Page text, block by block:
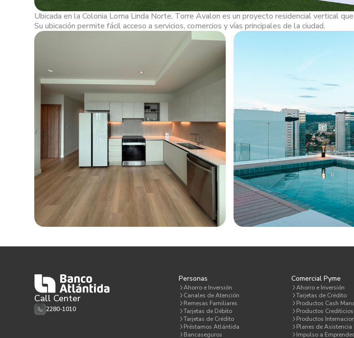
Ubicada en la Colonia Loma Linda Norte, Torre Avalon es un proyecto residencial vertical
Su ubicación permite fácil acceso a servicios, comercios y vías principales de la ciudad.
Call Center
2280-1010
Personas
Ahorro e Inversión
Canales de Atención
Remesas Familiares
Tarjetas de Débito
Tarjetas de Crédito
Préstamos Atlántida
Bancaseguros
Comercial Pyme
Ahorro e Inversión
Tarjetas de Crédito
Productos Cash
Productos Crediticios
Productos
Planes de Asistencia
Impulso a